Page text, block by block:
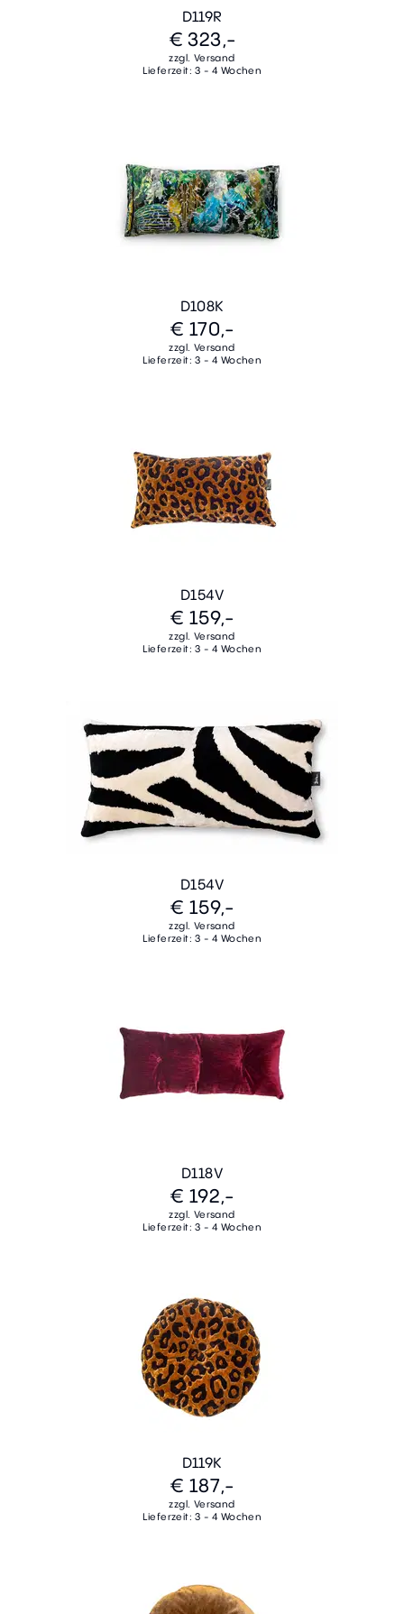
D119R
€ 323,-
zzgl. Versand
Lieferzeit: 3 - 4 Wochen
D108K
€ 170,-
zzgl. Versand
Lieferzeit: 3 - 4 Wochen
D154V
€ 159,-
zzgl. Versand
Lieferzeit: 3 - 4 Wochen
D154V
€ 159,-
zzgl. Versand
Lieferzeit: 3 - 4 Wochen
D118V
€ 192,-
zzgl. Versand
Lieferzeit: 3 - 4 Wochen
D119K
€ 187,-
zzgl. Versand
Lieferzeit: 3 - 4 Wochen